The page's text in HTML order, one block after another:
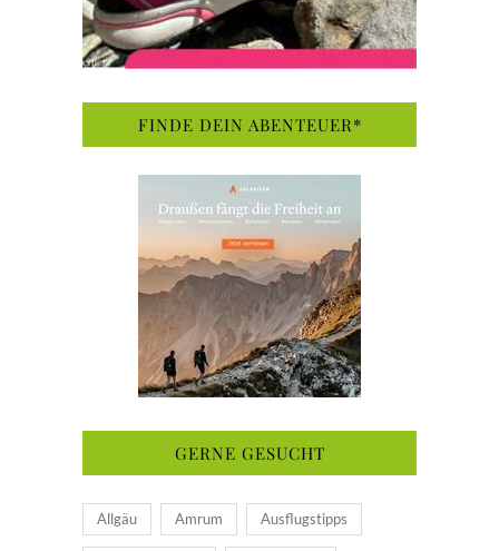
FINDE DEIN ABENTEUER*
GERNE GESUCHT
Allgäu Amrum Ausflugstipps